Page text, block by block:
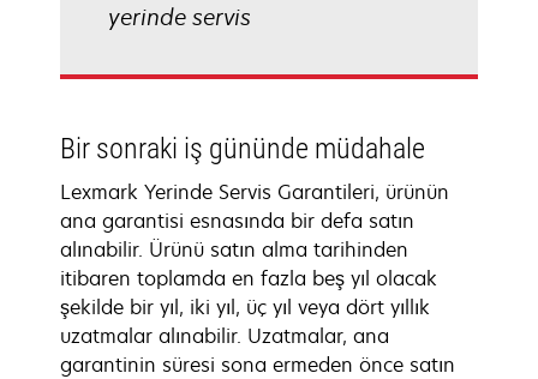
yerinde servis
Bir sonraki iş gününde müdahale
Lexmark Yerinde Servis Garantileri, ürünün
ana garantisi esnasında bir defa satın
alınabilir. Ürünü satın alma tarihinden
itibaren toplamda en fazla beş yıl olacak
şekilde bir yıl, iki yıl, üç yıl veya dört yıllık
uzatmalar alınabilir. Uzatmalar, ana
garantinin süresi sona ermeden önce satın